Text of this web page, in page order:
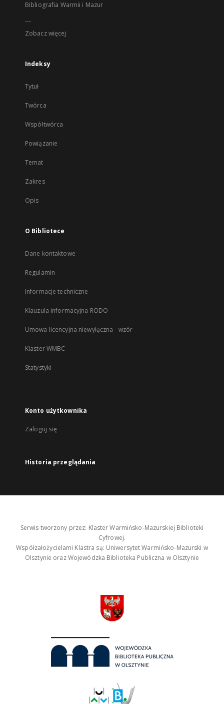
Bibliografia Warmii i Mazur
...
Zobacz więcej
Indeksy
Tytuł
Twórca
Współtwórca
Powiązanie
Temat
Zakres
Opis
O Bibliotece
Dane kontaktowe
Regulamin
Informacje techniczne
Klauzula informacyjna RODO
Umowa licencyjna niewyłączna - wzór
Klaster WMBC
Statystyki
Konto użytkownika
Zaloguj się
Historia przeglądania
Serwis tworzony przez: Klaster Warmińsko-Mazurskiej Biblioteki
Cyfrowej.
Współzałożycielami Klastra są: Uniwersytet Warmińsko-Mazurski w
Olsztynie oraz Wojewódzka Biblioteka Publiczna w Olsztynie